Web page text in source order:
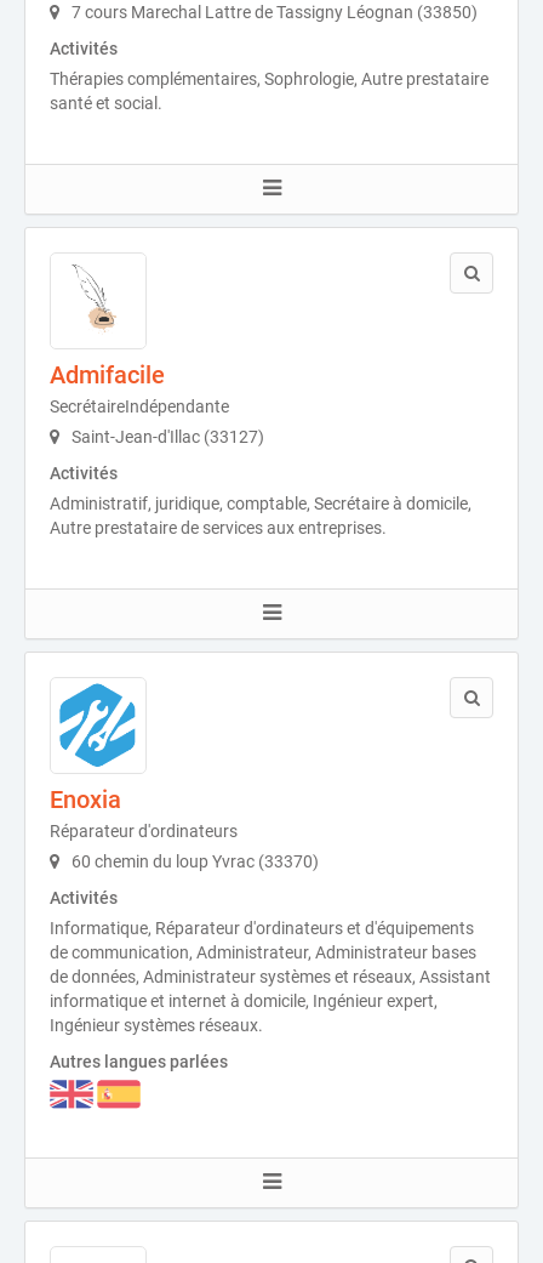
7 cours Marechal Lattre de Tassigny Léognan (33850)
Activités
Thérapies complémentaires, Sophrologie, Autre prestataire
santé et social.
Admifacile
SecrétaireIndépendante
Saint-Jean-d'Illac (33127)
Activités
Administratif, juridique, comptable, Secrétaire à domicile,
Autre prestataire de services aux entreprises.
Enoxia
Réparateur d'ordinateurs
60 chemin du loup Yvrac (33370)
Activités
Informatique, Réparateur d'ordinateurs et d'équipements
de communication, Administrateur, Administrateur bases
de données, Administrateur systèmes et réseaux, Assistant
informatique et internet à domicile, Ingénieur expert,
Ingénieur systèmes réseaux.
Autres langues parlées